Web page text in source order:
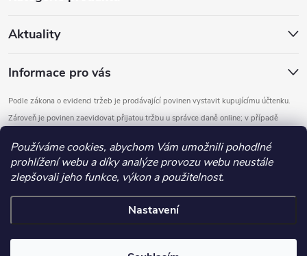
Používáme cookies, abychom Vám umožnili pohodlné
prohlížení webu a díky analýze provozu webu neustále
zlepšovali jeho funkce, výkon a použitelnost.
Nastavení
Aktuality
Informace pro vás
Podle zákona o evidenci tržeb je prodávající povinen vystavit kupujícímu účtenku.
Zároveň je povinen zaevidovat přijatou tržbu u správce daně online; v případě
Vytvořil Shoptet
Copyright 2026DOMYS. Všechna práva vyhrazena.